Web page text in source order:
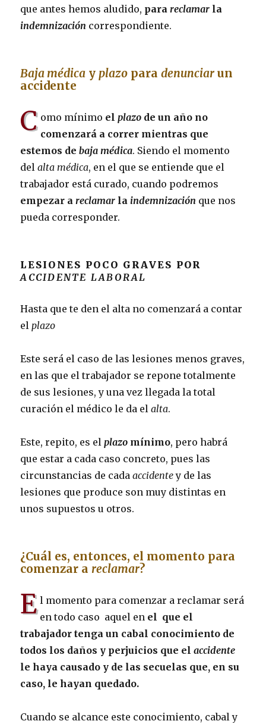
que antes hemos aludido, parareclamar la
indemnización correspondiente.
Baja médica yplazo paradenunciar un
accidente
C omo mínimo el plazode un año no
comenzará a correr mientras que
estemos debaja médica. Siendo el momento
delalta médica, en el que se entiende que el
trabajador está curado, cuando podremos
empezar areclamar la indemnización que nos
pueda corresponder.
LESIONES POCO GRAVES POR
ACCIDENTE LABORAL
Hasta que te den el alta no comenzará a contar
elplazo
Este será el caso de las lesiones menos graves,
en las que el trabajador se repone totalmente
de sus lesiones, y una vez llegada la total
curación el médico le da elalta.
Este, repito, es elplazo mínimo, pero habrá
que estar a cada caso concreto, pues las
circunstancias de cadaaccidentey de las
lesiones que produce son muy distintas en
unos supuestos u otros.
¿Cuál es, entonces, el momento para
comenzar a reclamar?
E l momento para comenzar a reclamar será
en todo caso aquel en el que el
trabajador tenga un cabal conocimiento de
todos los daños y perjuicios que elaccidente
le haya causado y de las secuelas que, en su
caso, le hayan quedado.
Cuando se alcance este conocimiento, cabal y